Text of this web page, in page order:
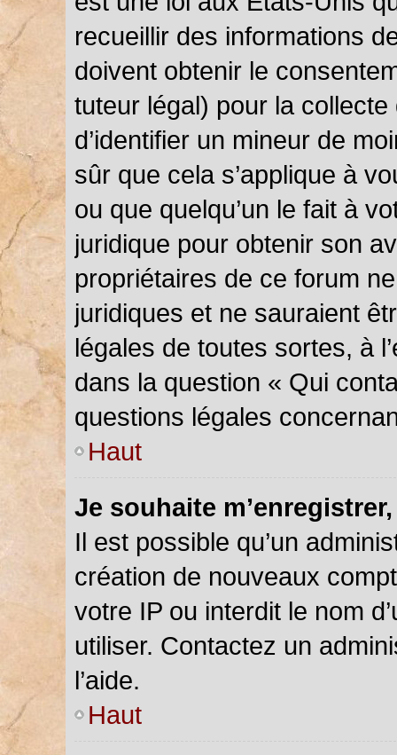
recueillir des informations
doivent obtenir le
tuteur légal) pour la
d’identifier un mineur de
sûr que cela s’applique à
ou que quelqu’un le fait à
juridique pour obtenir son
propriétaires de ce forum
juridiques et ne sauraient
légales de toutes sortes, à
dans la question « Qui
questions légales
Haut
Je souhaite
Il est possible qu’un
création de nouveaux
votre IP ou interdit le nom
utiliser. Contactez un
l’aide.
Haut